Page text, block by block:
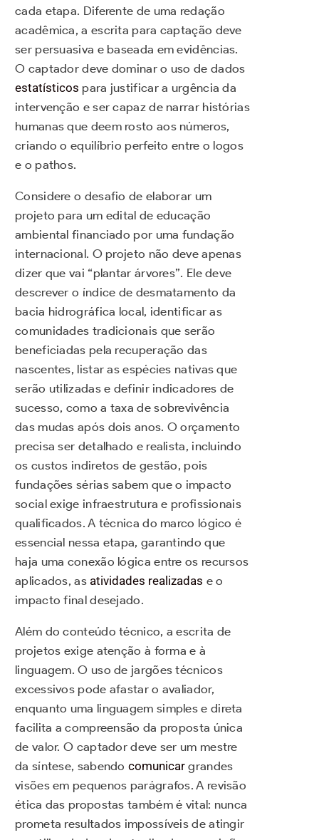
cada etapa. Diferente de uma redação
acadêmica, a escrita para captação deve
ser persuasiva e baseada em evidências.
O captador deve dominar o uso de dados
estatísticos para justificar a urgência da
intervenção e ser capaz de narrar histórias
humanas que deem rosto aos números,
criando o equilíbrio perfeito entre o logos
e o pathos.
Considere o desafio de elaborar um
projeto para um edital de educação
ambiental financiado por uma fundação
internacional. O projeto não deve apenas
dizer que vai “plantar árvores”. Ele deve
descrever o índice de desmatamento da
bacia hidrográfica local, identificar as
comunidades tradicionais que serão
beneficiadas pela recuperação das
nascentes, listar as espécies nativas que
serão utilizadas e definir indicadores de
sucesso, como a taxa de sobrevivência
das mudas após dois anos. O orçamento
precisa ser detalhado e realista, incluindo
os custos indiretos de gestão, pois
fundações sérias sabem que o impacto
social exige infraestrutura e profissionais
qualificados. A técnica do marco lógico é
essencial nessa etapa, garantindo que
haja uma conexão lógica entre os recursos
aplicados, as atividades realizadas e o
impacto final desejado.
Além do conteúdo técnico, a escrita de
projetos exige atenção à forma e à
linguagem. O uso de jargões técnicos
excessivos pode afastar o avaliador,
enquanto uma linguagem simples e direta
facilita a compreensão da proposta única
de valor. O captador deve ser um mestre
da síntese, sabendocomunicar grandes
visões em pequenos parágrafos. A revisão
ética das propostas também é vital: nunca
prometa resultados impossíveis de atingir